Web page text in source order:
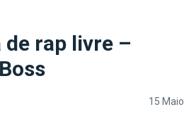
rap livre –
15 Maio